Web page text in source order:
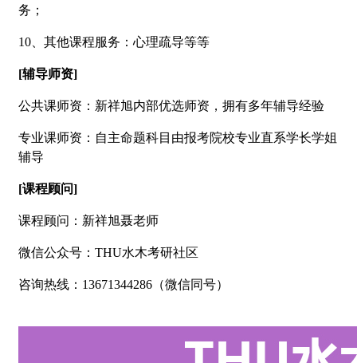
务；
10、其他课程服务：心理疏导等等
[辅导师资]
公共课师资：新祥旭内部优选师资，拥有多年辅导经验
专业课师资：自主命题科目由报考院校专业直系学长学姐
辅导
[课程顾问]
课程顾问：新祥旭聂老师
微信公众号：THU水木考研社区
咨询热线：13671344286（微信同号）